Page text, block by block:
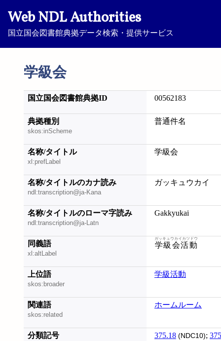
Web NDL Authorities
国立国会図書館典拠データ検索・提供サービス
学級会
国立国会図書館典拠ID 00562183
典拠種別
skos:inScheme
普通件名
名称/タイトル
xl:prefLabel
学級会
名称/タイトルのカナ読み
ndl:transcription@ja-Kana
ガッキュウカイ
名称/タイトルのローマ字読み
ndl:transcription@ja-Latn
Gakkyukai
同義語
xl:altLabel
学級会活動
ガッキュウカイカツドウ
上位語
skos:broader
学級活動
関連語
skos:related
ホームルーム
分類記号 375.18 (NDC10);